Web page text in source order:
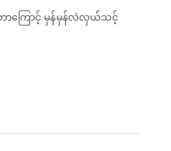
ာကြောင့် မှန်မှန်လဲလှယ်သင့်